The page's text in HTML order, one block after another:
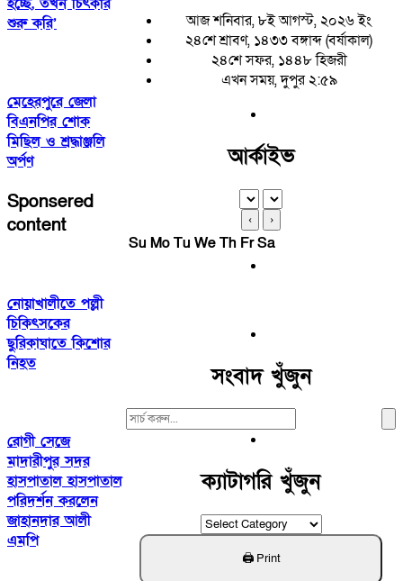
শুরু করি’
মেহেরপুরে জেলা
বিএনপির শোক
মিছিল ও শ্রদ্ধাঞ্জলি
অর্পণ
Sponsered
content
নোয়াখালীতে পল্লী
চিকিৎসকের
ছুরিকাঘাতে কিশোর
নিহত
রোগী সেজে
মাদারীপুর সদর
হাসপাতাল হাসপাতাল
পরিদর্শন করলেন
জাহানদার আলী
এমপি
আজ শনিবার, ৮ই আগস্ট, ২০২৬ ইং
২৪শে শ্রাবণ, ১৪৩৩ বঙ্গাব্দ (বর্ষাকাল)
২৪শে সফর, ১৪৪৮ হিজরী
এখন সময়, দুপুর ২:৫৯
আর্কাইভ
‹ ›
Su MoTu WeTh FrSa
সংবাদ খুঁজুন
Search
ক্যাটাগরি খুঁজুন
ক্যাটাগরি
খুঁজুন